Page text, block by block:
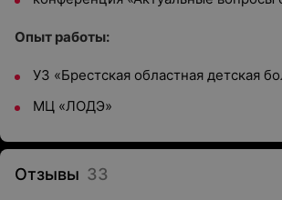
Опыт работы:
УЗ «Брестская областная детская
МЦ «ЛОДЭ»
Отзывы 33